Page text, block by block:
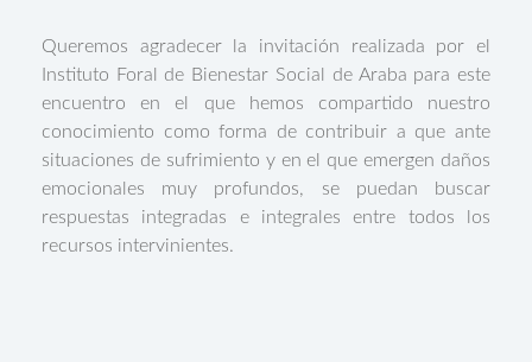
Queremos agradecer la invitación realizada por el
Instituto Foral de Bienestar Social de Araba para este
encuentro en el que hemos compartido nuestro
conocimiento como forma de contribuir a que ante
situaciones de sufrimiento y en el que emergen daños
emocionales muy profundos, se puedan buscar
respuestas integradas e integrales entre todos los
recursos intervinientes.